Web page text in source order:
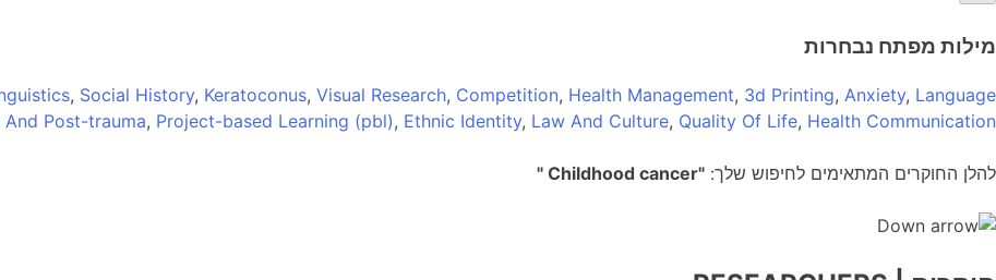
מילות מפתח נבחרות
, Social History, Keratoconus, Visual Research, Competition, Health Management, 3d Printing, Anxiety, Language
And Post-trauma, Project-based Learning (pbl), Ethnic Identity, Law And Culture, Quality Of Life, Health Communication
להלן החוקרים המתאימים לחיפוש שלך: "Childhood cancer "